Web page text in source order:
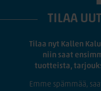
TILAA
Tilaa nyt Kallen
niin saat
tuotteista,
Emme spämmää,